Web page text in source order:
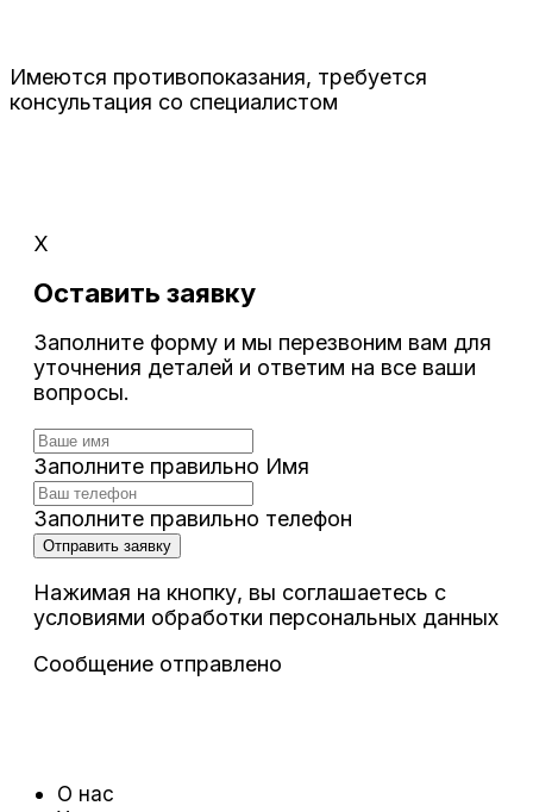
Имеются противопоказания, требуется
консультация со специалистом
X
Оставить заявку
Заполните форму и мы перезвоним вам для
уточнения деталей и ответим на все ваши
вопросы.
Заполните правильно Имя
Заполните правильно телефон
Отправить заявку
Нажимая на кнопку, вы соглашаетесь с
условиями обработки персональных данных
Сообщение отправлено
О нас